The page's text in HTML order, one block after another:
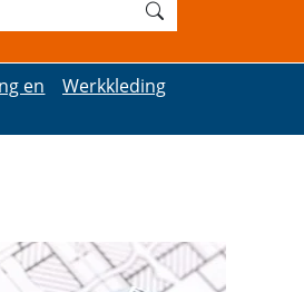
en
Werkkleding